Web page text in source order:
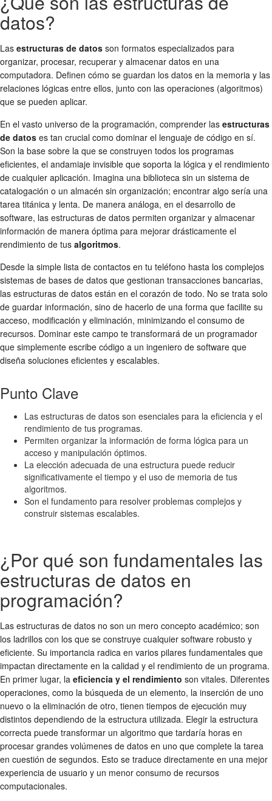
datos?
Las estructuras de datos son formatos especializados para
organizar, procesar, recuperar y almacenar datos en una
computadora. Definen cómo se guardan los datos en la memoria y las
relaciones lógicas entre ellos, junto con las operaciones (algoritmos)
que se pueden aplicar.
En el vasto universo de la programación, comprender las estructuras
de datos es tan crucial como dominar el lenguaje de código en sí.
Son la base sobre la que se construyen todos los programas
eficientes, el andamiaje invisible que soporta la lógica y el rendimiento
de cualquier aplicación. Imagina una biblioteca sin un sistema de
catalogación o un almacén sin organización; encontrar algo sería una
tarea titánica y lenta. De manera análoga, en el desarrollo de
software, las estructuras de datos permiten organizar y almacenar
información de manera óptima para mejorar drásticamente el
rendimiento de tus algoritmos.
Desde la simple lista de contactos en tu teléfono hasta los complejos
sistemas de bases de datos que gestionan transacciones bancarias,
las estructuras de datos están en el corazón de todo. No se trata solo
de guardar información, sino de hacerlo de una forma que facilite su
acceso, modificación y eliminación, minimizando el consumo de
recursos. Dominar este campo te transformará de un programador
que simplemente escribe código a un ingeniero de software que
diseña soluciones eficientes y escalables.
Punto Clave
Las estructuras de datos son esenciales para la eficiencia y el
rendimiento de tus programas.
Permiten organizar la información de forma lógica para un
acceso y manipulación óptimos.
La elección adecuada de una estructura puede reducir
significativamente el tiempo y el uso de memoria de tus
algoritmos.
Son el fundamento para resolver problemas complejos y
construir sistemas escalables.
¿Por qué son fundamentales las
estructuras de datos en
programación?
Las estructuras de datos no son un mero concepto académico; son
los ladrillos con los que se construye cualquier software robusto y
eficiente. Su importancia radica en varios pilares fundamentales que
impactan directamente en la calidad y el rendimiento de un programa.
En primer lugar, la eficiencia y el rendimiento son vitales. Diferentes
operaciones, como la búsqueda de un elemento, la inserción de uno
nuevo o la eliminación de otro, tienen tiempos de ejecución muy
distintos dependiendo de la estructura utilizada. Elegir la estructura
correcta puede transformar un algoritmo que tardaría horas en
procesar grandes volúmenes de datos en uno que complete la tarea
en cuestión de segundos. Esto se traduce directamente en una mejor
experiencia de usuario y un menor consumo de recursos
computacionales.